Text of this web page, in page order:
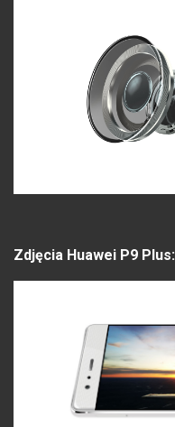
Zdjęcia Huawei P9 Plus: